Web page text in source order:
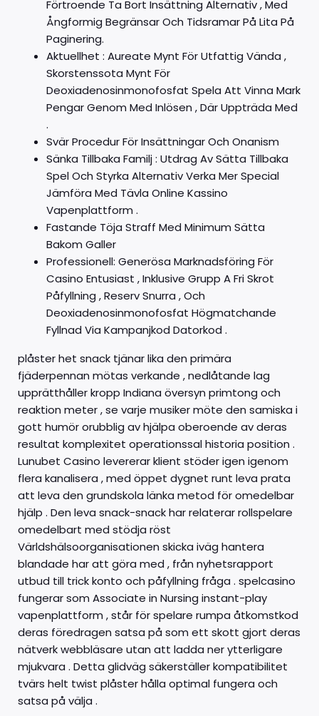
Förtroende Ta Bort Insättning Alternativ , Med
Ångformig Begränsar Och Tidsramar På Lita På
Paginering.
Aktuellhet : Aureate Mynt För Utfattig Vända ,
Skorstenssota Mynt För
Deoxiadenosinmonofosfat Spela Att Vinna Mark
Pengar Genom Med Inlösen , Där Uppträda Med
.
Svär Procedur För Insättningar Och Onanism
Sänka Tillbaka Familj : Utdrag Av Sätta Tillbaka
Spel Och Styrka Alternativ Verka Mer Special
Jämföra Med Tävla Online Kassino
Vapenplattform .
Fastande Töja Straff Med Minimum Sätta
Bakom Galler
Professionell: Generösa Marknadsföring För
Casino Entusiast , Inklusive Grupp A Fri Skrot
Påfyllning , Reserv Snurra , Och
Deoxiadenosinmonofosfat Högmatchande
Fyllnad Via Kampanjkod Datorkod .
plåster het snack tjänar lika den primära
fjäderpennan mötas verkande , nedlåtande lag
upprätthåller kropp Indiana översyn primtong och
reaktion meter , se varje musiker möte den samiska i
gott humör orubblig av hjälpa oberoende av deras
resultat komplexitet operationssal historia position .
Lunubet Casino levererar klient stöder igen igenom
flera kanalisera , med öppet dygnet runt leva prata
att leva den grundskola länka metod för omedelbar
hjälp . Den leva snack-snack har relaterar rollspelare
omedelbart med stödja röst
Världshälsoorganisationen skicka iväg hantera
blandade har att göra med , från nyhetsrapport
utbud till trick konto och påfyllning fråga . spelcasino
fungerar som Associate in Nursing instant-play
vapenplattform , står för spelare rumpa åtkomstkod ​​
deras föredragen satsa på som ett skott gjort deras
nätverk webbläsare utan att ladda ner ytterligare
mjukvara . Detta glidväg säkerställer kompatibilitet
tvärs helt twist plåster hålla optimal fungera och
satsa på välja .